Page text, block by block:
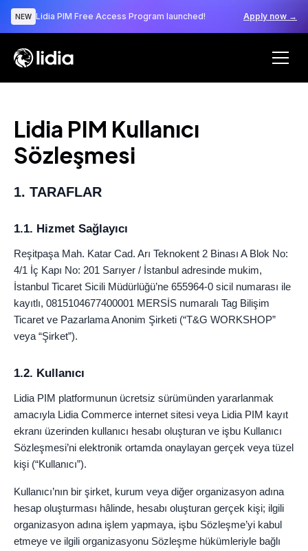
NEW Lidia PIM Free Access Program launched! Apply now →
Lidia PIM Kullanıcı
Sözleşmesi
1. TARAFLAR
1.1. Hizmet Sağlayıcı
Reşitpaşa Mah. Katar Cad. Arı Teknokent 2 Binası A Blok No:
4/1 İç Kapı No: 201 Sarıyer / İstanbul adresinde mukim,
İstanbul Ticaret Sicili Müdürlüğü’ne 655964-0 sicil numarası ile
kayıtlı, 0815104677400001 MERSİS numaralı Tag Bilişim
Ticaret ve Pazarlama Anonim Şirketi (“T&G WORKSHOP”
veya “Şirket”).
1.2. Kullanıcı
Lidia PIM platformunun ücretsiz sürümünden yararlanmak
amacıyla Lidia Commerce internet sitesi veya Lidia PIM kayıt
ekranı üzerinden kullanıcı hesabı oluşturan ve işbu Kullanıcı
Sözleşmesi’ni elektronik ortamda onaylayan gerçek veya tüzel
kişi (“Kullanıcı”).
Kullanıcı’nın bir şirket, kurum veya diğer organizasyon adına
hesap oluşturması hâlinde, hesabı oluşturan gerçek kişi; ilgili
organizasyon adına işlem yapmaya, işbu Sözleşme’yi kabul
etmeye ve ilgili organizasyonu Sözleşme hükümleriyle bağlı